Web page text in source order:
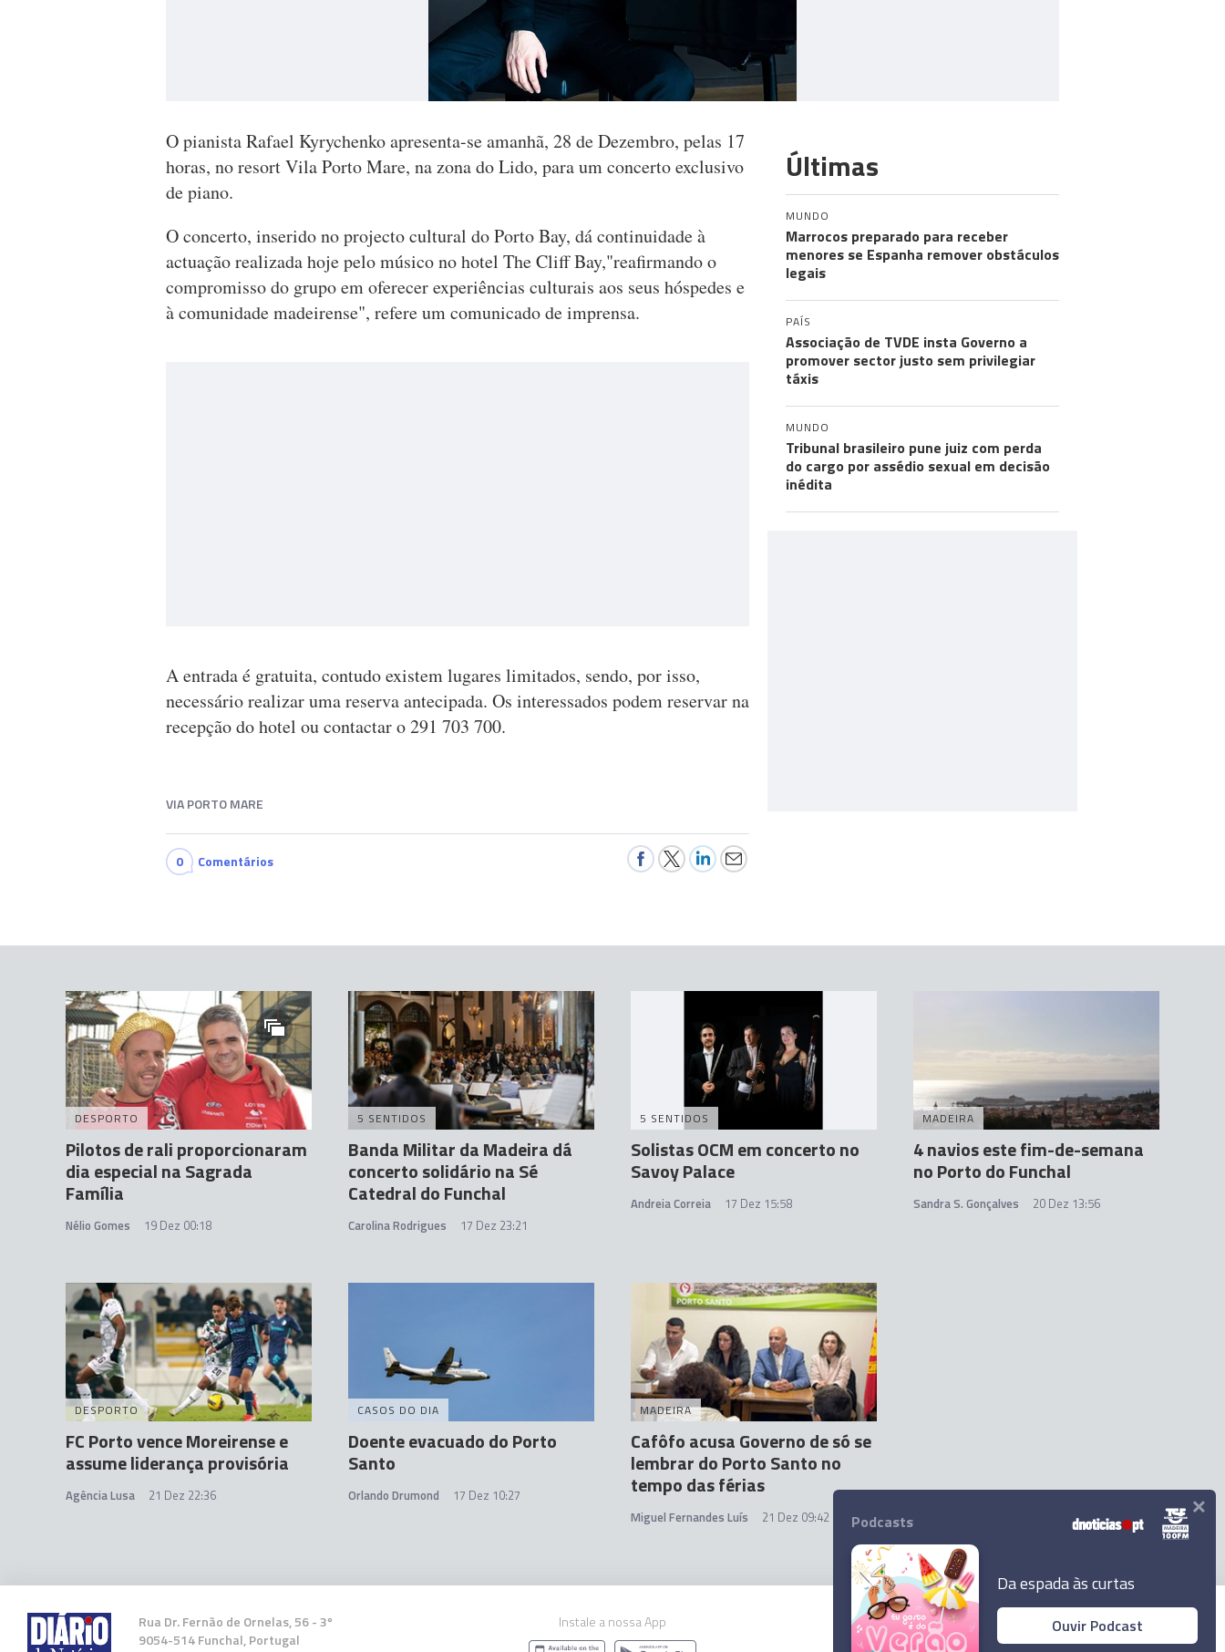
O pianista Rafael Kyrychenko apresenta-se amanhã, 28 de Dezembro, pelas 17
horas, no resort Vila Porto Mare, na zona do Lido, para um concerto exclusivo
de piano.
O concerto, inserido no projecto cultural do Porto Bay, dá continuidade à
actuação realizada hoje pelo músico no hotel The Cliff Bay,"reafirmando o
compromisso do grupo em oferecer experiências culturais aos seus hóspedes e
à comunidade madeirense", refere um comunicado de imprensa.
A entrada é gratuita, contudo existem lugares limitados, sendo, por isso,
necessário realizar uma reserva antecipada. Os interessados podem reservar na
recepção do hotel ou contactar o 291 703 700.
VIA PORTO MARE
0 Comentários
Últimas
MUNDO
Marrocos preparado para receber
menores se Espanha remover obstáculos
legais
PAÍS
Associação de TVDE insta Governo a
promover sector justo sem privilegiar
táxis
MUNDO
Tribunal brasileiro pune juiz com perda
do cargo por assédio sexual em decisão
inédita
DESPORTO
Pilotos de rali proporcionaram
dia especial na Sagrada
Família
Nélio Gomes 19 Dez 00:18
5 SENTIDOS
Banda Militar da Madeira dá
concerto solidário na Sé
Catedral do Funchal
Carolina Rodrigues 17 Dez 23:21
5 SENTIDOS
Solistas OCM em concerto no
Savoy Palace
Andreia Correia 17 Dez 15:58
MADEIRA
4 navios este fim-de-semana
no Porto do Funchal
Sandra S. Gonçalves 20 Dez 13:56
DESPORTO
FC Porto vence Moreirense e
assume liderança provisória
Agência Lusa 21 Dez 22:36
CASOS DO DIA
Doente evacuado do Porto
Santo
Orlando Drumond 17 Dez 10:27
MADEIRA
Cafôfo acusa Governo de só se
lembrar do Porto Santo no
tempo das férias
Miguel Fernandes Luís 21 Dez 09:42 12
Rua Dr. Fernão de Ornelas, 56 - 3º
9054-514 Funchal, Portugal
Instale a nossa App
© 2024 Empresa Diário de Notícias, Lda.
Podcasts
Da espada às curtas
Ouvir Podcast
×